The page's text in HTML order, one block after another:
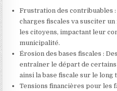
Frustration des contribuables
charges fiscales va susciter
les citoyens, impactant leur
municipalité.
Érosion des bases fiscales :
entraîner le départ de
ainsi la base fiscale sur le long
Tensions financières pour les